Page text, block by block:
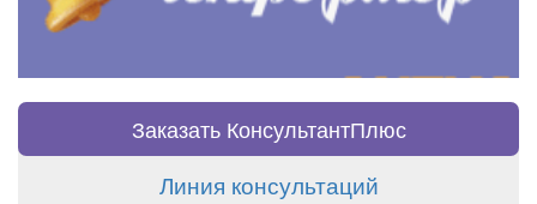
Заказать КонсультантПлюс
Линия консультаций